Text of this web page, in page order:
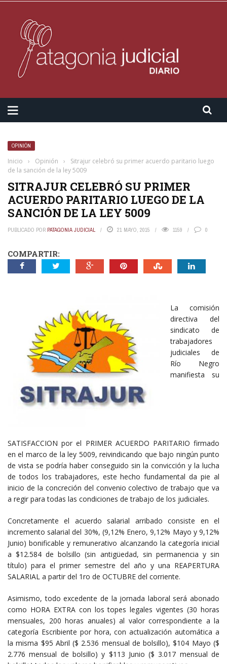
OPINIÓN
Inicio › Opinión ›
Sitrajur celebró su primer acuerdo paritario luego
de la sanción de la ley 5009
SITRAJUR CELEBRÓ SU PRIMER
ACUERDO PARITARIO LUEGO DE LA
SANCIÓN DE LA LEY 5009
PUBLICADO POR PATAGONIA JUDICIAL 21 MAYO, 2015 1159 0
COMPARTIR:
La comisión
directiva del
sindicato de
trabajadores
judiciales de
Río Negro
manifiesta su
SATISFACCION por el PRIMER ACUERDO PARITARIO firmado
en el marco de la ley 5009, reivindicando que bajo ningún punto
de vista se podría haber conseguido sin la convicción y la lucha
de todos los trabajadores, este hecho fundamental da pie al
inicio de la concreción del convenio colectivo de trabajo que va
a regir para todas las condiciones de trabajo de los judiciales.
Concretamente el acuerdo salarial arribado consiste en el
incremento salarial del 30%, (9,12% Enero, 9,12% Mayo y 9,12%
Junio) bonificable y remunerativo alcanzando la categoría inicial
a $12.584 de bolsillo (sin antigüedad, sin permanencia y sin
título) para el primer semestre del año y una REAPERTURA
SALARIAL a partir del 1ro de OCTUBRE del corriente.
Asimismo, todo excedente de la jornada laboral será abonado
como HORA EXTRA con los topes legales vigentes (30 horas
mensuales, 200 horas anuales) al valor correspondiente a la
categoría Escribiente por hora, con actualización automática a
la misma $95 Abril ($ 2.536 mensual de bolsillo), $104 Mayo ($
2.776 mensual de bolsillo) y $113 Junio ($ 3.017 mensual de